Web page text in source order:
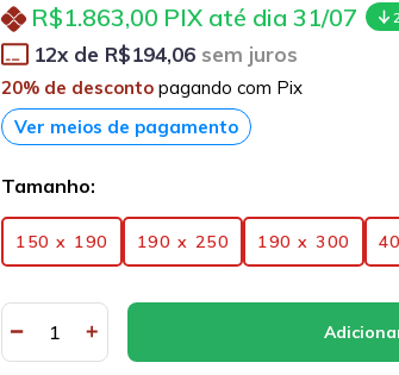
R$1.863,00 PIX até dia 31/07
12x de R$194,06 sem juros
20% de desconto pagando com Pix
Ver meios de pagamento
Tamanho:
150 x 190 190 x 250 190 x 300